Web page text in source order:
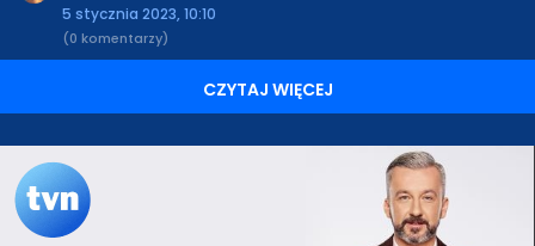
5 stycznia 2023, 10:10
(0 komentarzy)
CZYTAJ WIĘCEJ